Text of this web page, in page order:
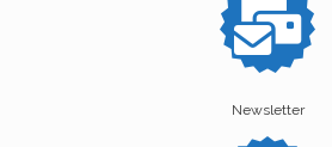
Newsletter